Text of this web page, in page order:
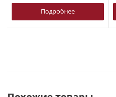
Подробнее